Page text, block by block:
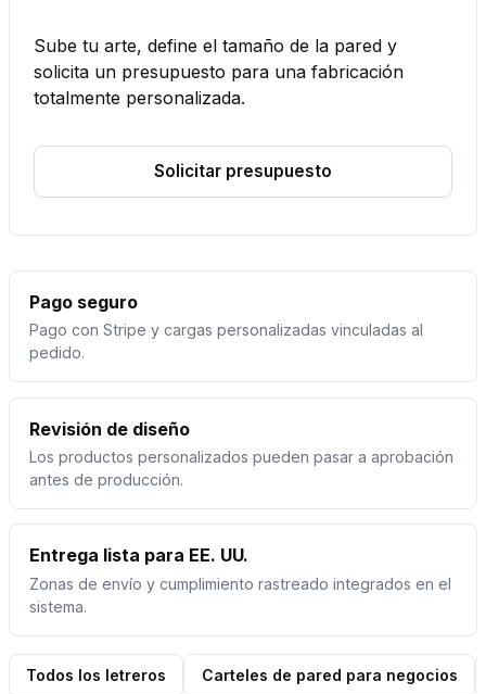
Sube tu arte, define el tamaño de la pared y
solicita un presupuesto para una fabricación
totalmente personalizada.
Solicitar presupuesto
Pago seguro
Pago con Stripe y cargas personalizadas vinculadas al
pedido.
Revisión de diseño
Los productos personalizados pueden pasar a aprobación
antes de producción.
Entrega lista para EE. UU.
Zonas de envío y cumplimiento rastreado integrados en el
sistema.
Todos los letreros Carteles de pared para negocios